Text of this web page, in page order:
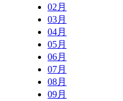
02月
03月
04月
05月
06月
07月
08月
09月